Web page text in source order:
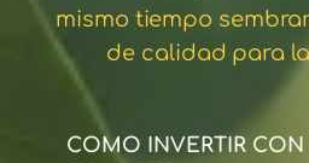
mismo tiempo
de calidad para
COMO INVERTIR CON